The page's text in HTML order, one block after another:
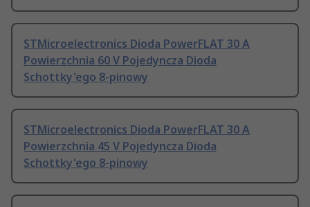
STMicroelectronics Dioda PowerFLAT 30 A
Powierzchnia 60 V Pojedyncza Dioda
Schottky'ego 8-pinowy
STMicroelectronics Dioda PowerFLAT 30 A
Powierzchnia 45 V Pojedyncza Dioda
Schottky'ego 8-pinowy